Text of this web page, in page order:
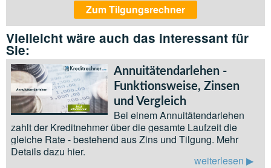
Zum Tilgungsrechner
Vielleicht wäre auch das interessant für
Sie:
Annuitätendarlehen -
Funktionsweise, Zinsen
und Vergleich
Bei einem Annuitätendarlehen
zahlt der Kreditnehmer über die gesamte Laufzeit die
gleiche Rate - bestehend aus Zins und Tilgung. Mehr
Details dazu hier.
weiterlesen